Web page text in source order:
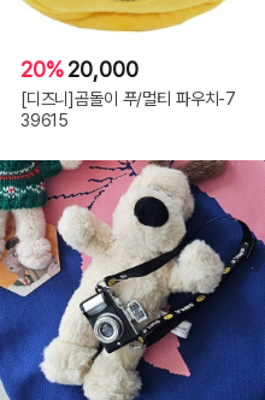
20%20,000
[디즈니]곰돌이 푸/멀티 파우치-7
39615